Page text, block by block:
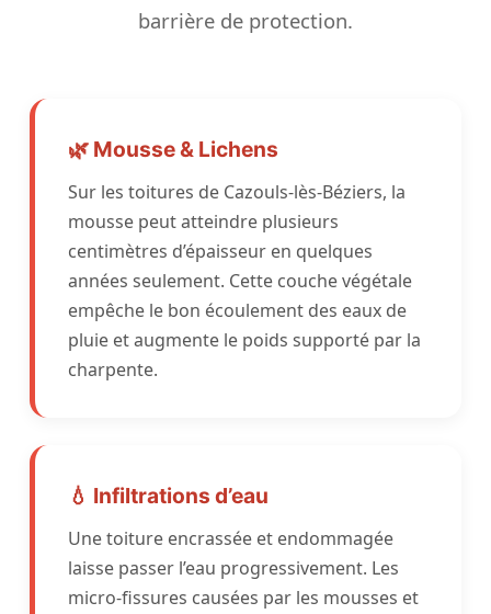
barrière de protection.
🌿 Mousse & Lichens
Sur les toitures de Cazouls-lès-Béziers, la
mousse peut atteindre plusieurs
centimètres d’épaisseur en quelques
années seulement. Cette couche végétale
empêche le bon écoulement des eaux de
pluie et augmente le poids supporté par la
charpente.
💧 Infiltrations d’eau
Une toiture encrassée et endommagée
laisse passer l’eau progressivement. Les
micro-fissures causées par les mousses et